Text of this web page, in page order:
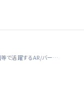
音楽ライブ、スポーツ、eスポーツなどの配信番組等で活躍するAR/バーチャル演出テクノロジー・サービスをご紹介。10月27日から3日間開催「第1回XR総合展 秋」に出展